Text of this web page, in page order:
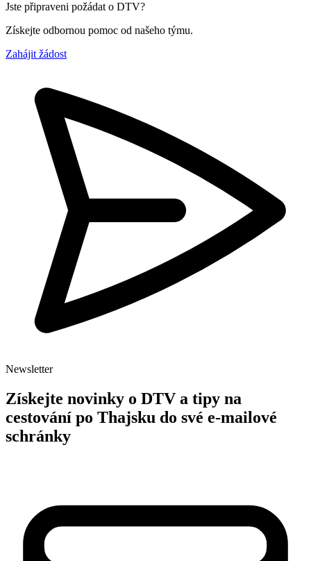
Jste připraveni požádat o DTV?
Získejte odbornou pomoc od našeho týmu.
Zahájit žádost
Newsletter
Získejte novinky o DTV a tipy na
cestování po Thajsku do své e-mailové
schránky